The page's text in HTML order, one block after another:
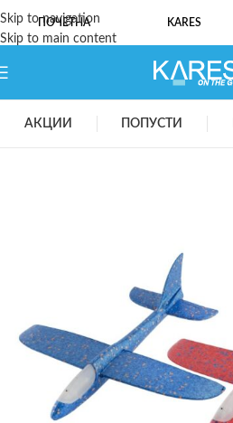
Skip to navigation
Skip to main content
ПОЧЕТНА KARES
АКЦИИ ПОПУСТИ